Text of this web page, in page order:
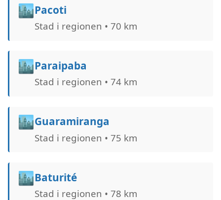
🏙️Pacoti
Stad i regionen • 70 km
🏙️Paraipaba
Stad i regionen • 74 km
🏙️Guaramiranga
Stad i regionen • 75 km
🏙️Baturité
Stad i regionen • 78 km